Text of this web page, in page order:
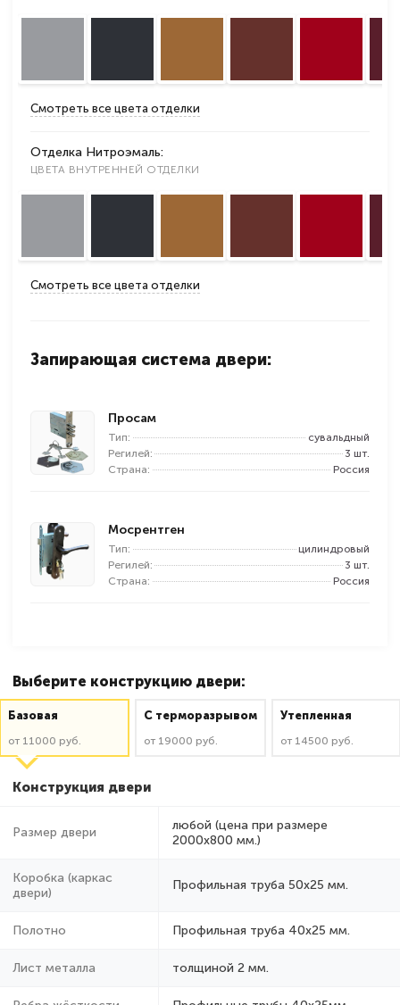
Смотреть все цвета отделки
Отделка Нитроэмаль:
ЦВЕТА ВНУТРЕННЕЙ ОТДЕЛКИ
Смотреть все цвета отделки
Запирающая система двери:
Просам
Тип:
сувальдный
Регилей:
3 шт.
Страна:
Россия
Мосрентген
Тип:
цилиндровый
Регилей:
3 шт.
Страна:
Россия
Выберите конструкцию двери:
Базовая
от 11000 руб.
C терморазрывом
от 19000 руб.
Утепленная
от 14500 руб.
Конструкция двери
Размер двери
любой (цена при размере
2000x800 мм.)
Коробка (каркас
двери)
Профильная труба 50х25 мм.
Полотно Профильная труба 40х25 мм.
Лист металла толщиной 2 мм.